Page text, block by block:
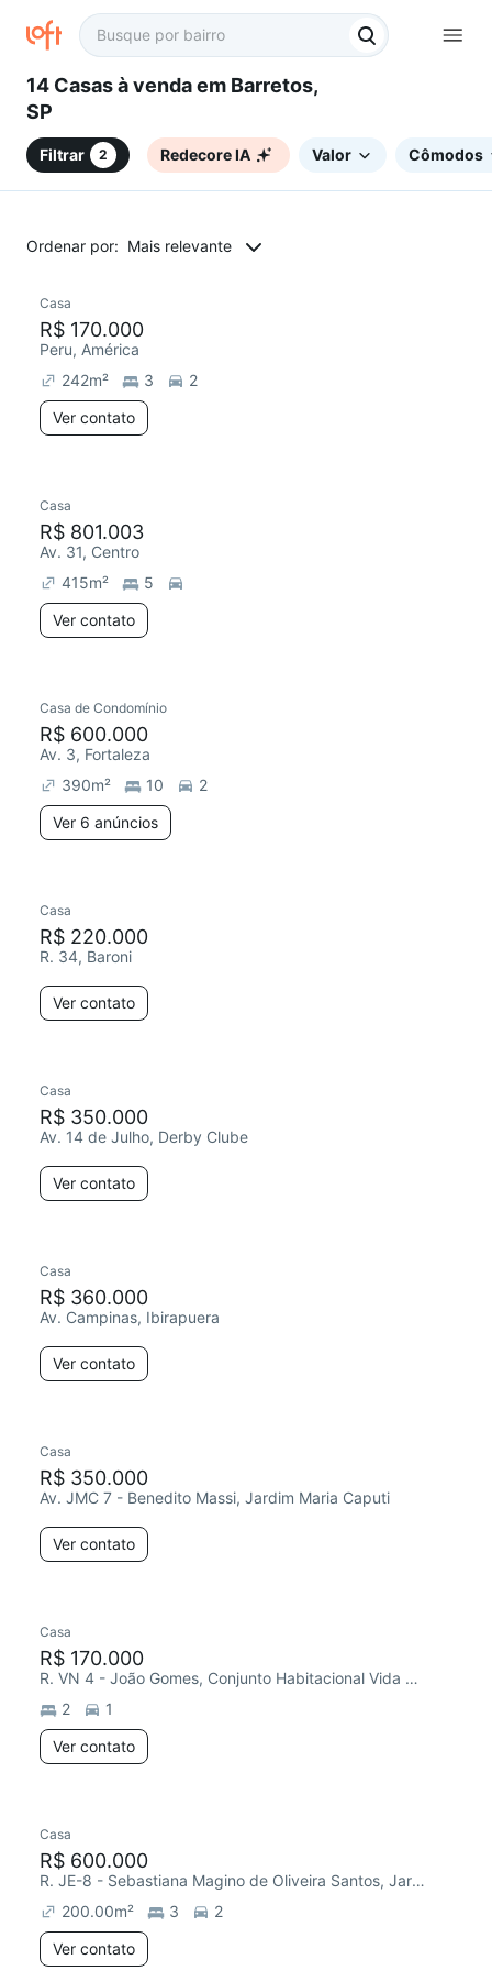
14 Casas à venda em Barretos,
SP
Filtrar 2 Redecore IA Valor Cômodos
Ordenar por: Mais relevante
Casa
R$ 170.000
Peru, América
242m² 3
2
Ver contato
Casa
R$ 801.003
Av. 31, Centro
415m²
5
Ver contato
Casa de Condomínio
R$ 600.000
Av. 3, Fortaleza
390m² 10
2
Ver 6 anúncios
Chegou há 3 dias
Casa
R$ 220.000
R. 34, Baroni
Ver contato
Casa
R$ 350.000
Av. 14 de Julho, Derby Clube
Ver contato
Chegou há 4 dias
Casa
R$ 360.000
Av. Campinas, Ibirapuera
Ver contato
Chegou há 4 dias
Casa
R$ 350.000
Av. JMC 7 - Benedito Massi, Jardim Maria Caputi
Ver contato
Chegou há 4 dias
Casa
R$ 170.000
R. VN 4 - João Gomes, Conjunto Habitacional Vida Nova
2
1
Ver contato
Casa
R$ 600.000
R. JE-8 - Sebastiana Magino de Oliveira Santos, Jardim Europa
200.00m² 3
2
Ver contato